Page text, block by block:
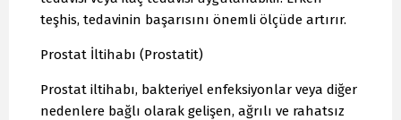
teşhis, tedavinin başarısını önemli ölçüde artırır.
Prostat İltihabı (Prostatit)
Prostat iltihabı, bakteriyel enfeksiyonlar veya diğer
nedenlere bağlı olarak gelişen, ağrılı ve rahatsız